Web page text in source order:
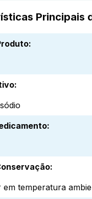
Principais
:
:
:
:
temperatura